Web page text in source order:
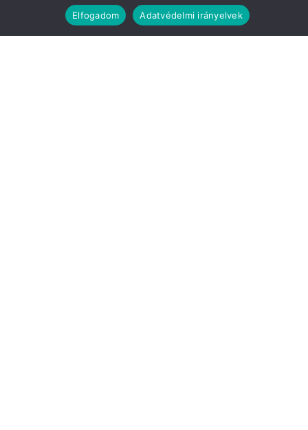
Elfogadom
Adatvédelmi irányelvek